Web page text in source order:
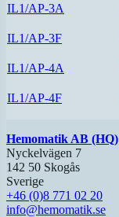
IL1/AP-3A
IL1/AP-3F
IL1/AP-4A
IL1/AP-4F
Hemomatik AB (HQ)
Nyckelvägen 7
142 50 Skogås
Sverige
+46 (0)8 771 02 20
info@hemomatik.se